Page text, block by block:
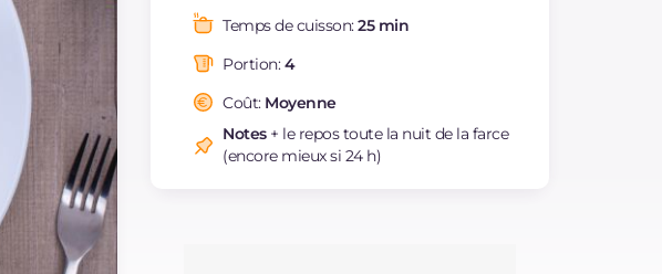
Graisses
saturés
Fibre
Cholestérol
Sodium
Temps de cuisson:25 min
Portion:4
Coût: Moyenne
Notes+ le repos toute la nuit de la farce
(encore mieux si 24 h)